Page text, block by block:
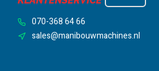
070-368 64 66
sales@manibouwmachines.nl